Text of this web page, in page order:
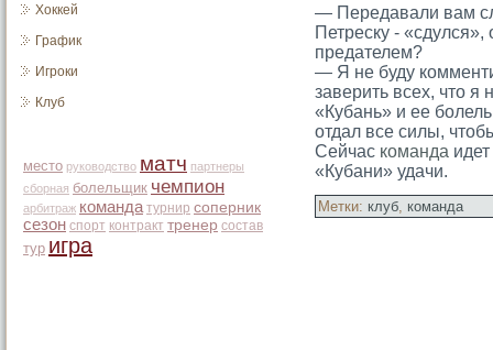
Хоккей
График
Игроки
Клуб
место руководство матч партнеры
сборная болельщик чемпион
арбитраж команда турнир соперник
сезон спорт контракт тренер состав
тур игра
— Передавали вам
Петреску -
предателем?
— Я не буду
заверить всех, что я
«Кубань» и ее
отдал все силы,
Сейчас команда
«Кубани» удачи.
Метки: клуб, команда